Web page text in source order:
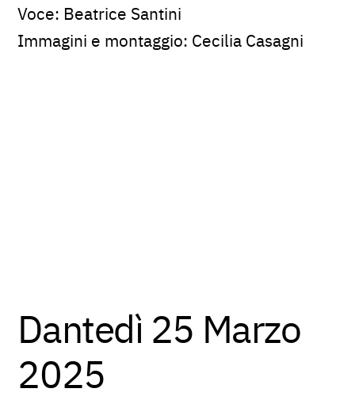
Voce: Beatrice Santini
Immagini e montaggio: Cecilia Casagni
Dantedì 25 Marzo
2025